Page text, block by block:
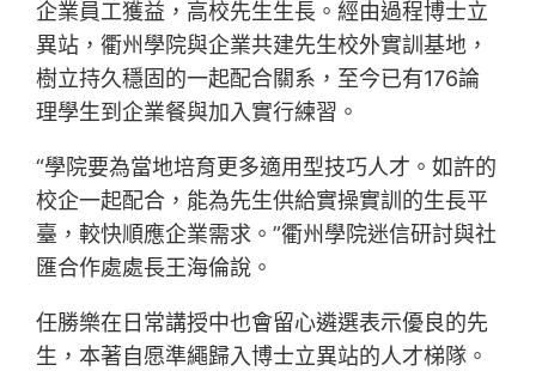
企業員工獲益，高校先生生長。經由過程博士立
異站，衢州學院與企業共建先生校外實訓基地，
樹立持久穩固的一起配合關系，至今已有176論
理學生到企業餐與加入實行練習。
“學院要為當地培育更多適用型技巧人才。如許的
校企一起配合，能為先生供給實操實訓的生長平
臺，較快順應企業需求。”衢州學院迷信研討與社
匯合作處處長王海倫說。
任勝樂在日常講授中也會留心遴選表示優良的先
生，本著自愿準繩歸入博士立異站的人才梯隊。